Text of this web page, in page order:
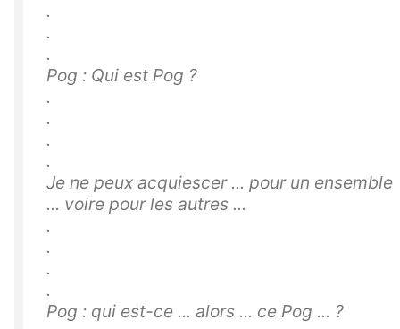
.
.
.
Pog : Qui est Pog ?
.
.
.
.
Je ne peux acquiescer ... pour un ensemble
... voire pour les autres ...
.
.
.
.
Pog : qui est-ce ... alors ... ce Pog ... ?